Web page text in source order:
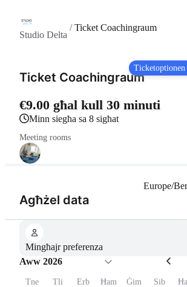
Studio Delta
/Ticket Coachingraum
Ticketoptionen
Ticket Coachingraum
€9.00 għal kull 30 minuti
Minn siegħa sa 8 sigħat
Meeting rooms
Agħżel data(Pass 1 minn 2)
Europe/
Mingħajr preferenza
Aww 2026
Tne Tli Erb Ħam Ġim Sib